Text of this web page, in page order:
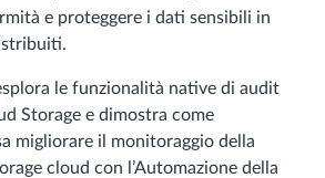
e proteggere i dati sensibili in
le funzionalità native di audit
Storage e dimostra come
migliorare il monitoraggio della
cloud con l’Automazione della